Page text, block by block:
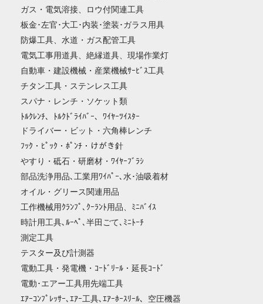
ガス・電気溶接、ロウ付関連工具
板金･左官･大工･内装･塗装･ガラス用具
防爆工具、水道・ガス配管工具
電気工事用道具、絶縁道具、現場作業灯
自動車・建設機械・産業機械ｻｰﾋﾞｽ工具
チタン工具・ステンレス工具
スパナ・レンチ・ソケット類
ﾄﾙｸﾚﾝﾁ、ﾄﾙｸﾄﾞﾗｲﾊﾞｰ、ﾜｲﾔｰﾂｲｽﾀｰ
ドライバー・ビット・六角棒レンチ
ﾌｯｸ・ﾋﾟｯｸ・ﾎﾟﾝﾁ・けがき針
やすり・砥石・研磨材・ﾜｲﾔｰﾌﾞﾗｼ
部品洗浄用品､工業用ﾜｲﾊﾟｰ､水･油吸着材
オイル・グリース関連用品
工作機械用ｸﾗﾝﾌﾟ､ｸｰﾗﾝﾄ用品、ﾐﾆﾊﾞｲｽ
時計用工具､ﾙｰﾍﾟ､半田ごて､ﾐﾆﾄｰﾁ
測定工具
テスター及び計測器
電動工具・発電機・ｺｰﾄﾞﾘｰﾙ・延長ｺｰﾄﾞ
電動･エアー工具用先端工具
ｴｱｰｺﾝﾌﾟﾚｯｻｰ､ｴｱｰ工具､ｴｱｰﾎｰｽﾘｰﾙ、空圧機器